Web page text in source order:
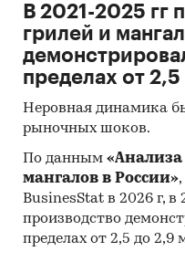
Сайты компаний
Архивы СМИ
Региональные и
Инсайдерские
порталы
Методы:
Online опрос 140
приложений
В 2021-2025 гг
грилей и
пределах от
Неровная динамика
рыночных шоков.
По данным
мангалов в России»
BusinesStat в 2026 г, в
производство
пределах от 2,5 до 2,9